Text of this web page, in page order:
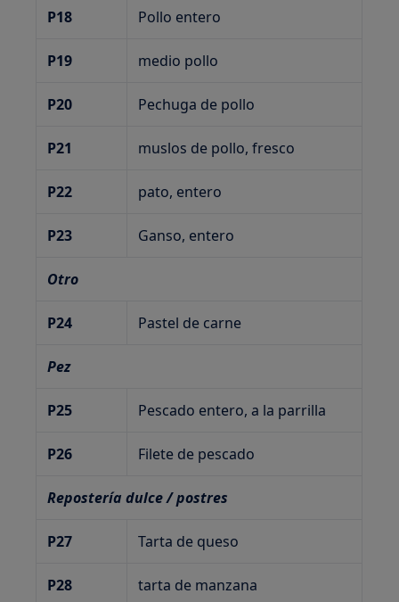
P18 Pollo entero
P19 medio pollo
P20 Pechuga de pollo
P21 muslos de pollo, fresco
P22 pato, entero
P23 Ganso, entero
Otro
P24 Pastel de carne
Pez
P25 Pescado entero, a la parrilla
P26 Filete de pescado
Repostería dulce / postres
P27 Tarta de queso
P28 tarta de manzana